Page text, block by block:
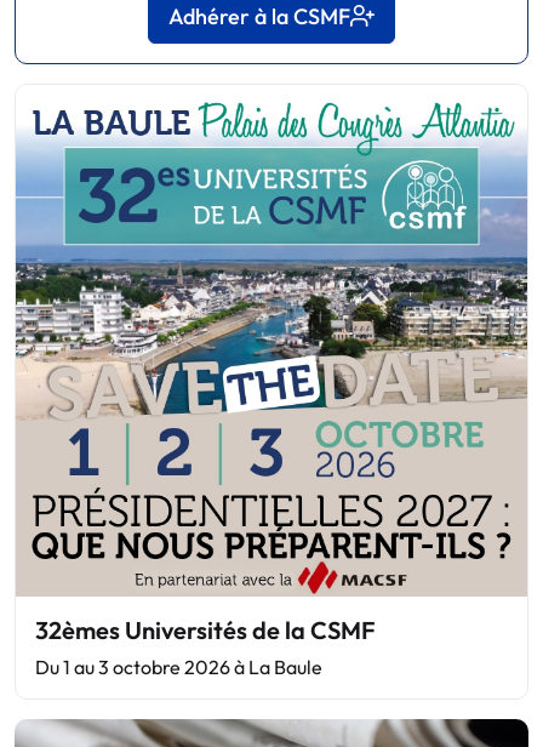
Adhérer à la CSMF
32èmes Universités de la CSMF
Du 1 au 3 octobre 2026 à La Baule